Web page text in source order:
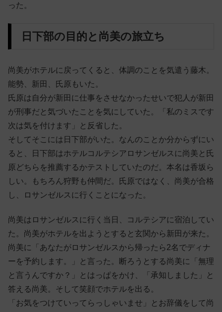
った。
日下部の目的と尚美の旅立ち
尚美がホテルに戻ってくると、体調のことを気遣う藤木。
能勢、新田、氏原もいた。
氏原は自分が新田に仕事をさせなかったせいで犯人が新田
が刑事だと気づいたことを気にしていた。「私のミスです
次は気を付けます」と反省した。
そしてそこには日下部がいた。なんのことか分からずにい
ると、日下部はホテルコルテシアロサンゼルスに尚美と氏
原どちらを推薦するかテストしていたのだ。本名は香坂ら
しい。もちろん狩野も仲間だ。氏原ではなく、尚美が合格
し、ロサンゼルスに行くことになった。
尚美はロサンゼルスに行く当日、コルテシアに宿泊してい
た。尚美がホテルを出ようとすると玄関から新田が来た。
尚美に「あなたがロサンゼルスから帰ったら2名でディナ
ーを予約します。」と言った。断ろうとする尚美に「無理
と言うんですか？」とはっぱをかけ、「承知しました」と
答える尚美。そして笑顔でホテルを出る。
「お気をつけていってらっしゃいませ」とお辞儀をして尚